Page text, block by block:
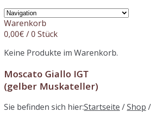
Warenkorb
0,00€ / 0 Stück
Keine Produkte im Warenkorb.
Moscato Giallo IGT
(gelber Muskateller)
Sie befinden sich hier:Startseite /Shop /